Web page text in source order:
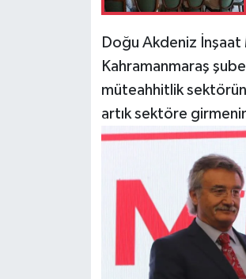
Doğu Akdeniz
Kahramanmaraş
müteahhitlik
artık sektöre
Manşetler